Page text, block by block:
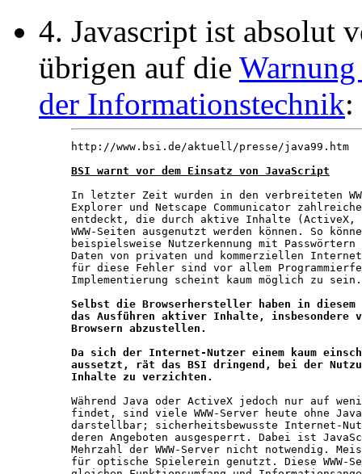
4. Javascript ist absolut
übrigen auf die
der Informationstechnik:
http://www.bsi.de/aktuell/presse/java99.htm
BSI warnt vor dem Einsatz von JavaScript
In letzter Zeit wurden in den verbreiteten
Explorer und Netscape Communicator
entdeckt, die durch aktive Inhalte
WWW-Seiten ausgenutzt werden können. So
beispielsweise Nutzerkennung mit
Daten von privaten und kommerziellen
für diese Fehler sind vor allem
Implementierung scheint kaum möglich zu
Selbst die Browserhersteller haben in diesem
das Ausführen aktiver Inhalte, insbesondere
Browsern abzustellen.
Da sich der Internet-Nutzer einem kaum
aussetzt, rät das BSI dringend, bei der
Inhalte zu verzichten.
Während Java oder ActiveX jedoch nur auf
findet, sind viele WWW-Server heute ohne
darstellbar; sicherheitsbewusste Internet-
deren Angeboten ausgesperrt. Dabei ist
Mehrzahl der WWW-Server nicht notwendig.
für optische Spielerein genutzt. Diese WWW-